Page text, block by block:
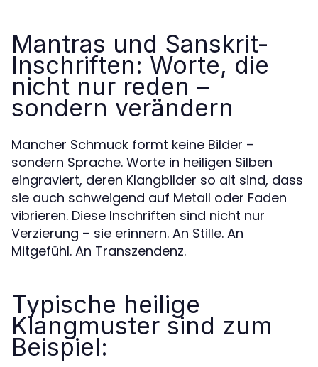
Mantras und Sanskrit-
Inschriften: Worte, die
nicht nur reden –
sondern verändern
Mancher Schmuck formt keine Bilder –
sondern Sprache. Worte in heiligen Silben
eingraviert, deren Klangbilder so alt sind, dass
sie auch schweigend auf Metall oder Faden
vibrieren. Diese Inschriften sind nicht nur
Verzierung – sie erinnern. An Stille. An
Mitgefühl. An Transzendenz.
Typische heilige
Klangmuster sind zum
Beispiel: